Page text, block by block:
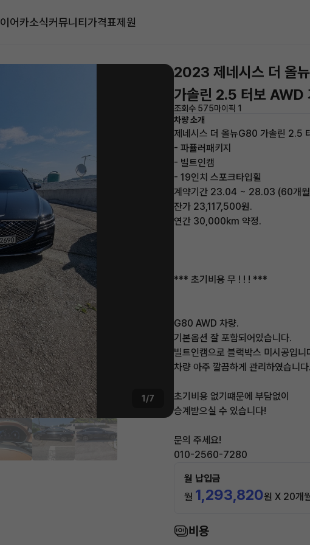
이어카소식커뮤니티가격표제원
1/7
2023 제네시스 더 올
가솔린 2.5 터보 AWD
조회수 575마이픽 1
차량 소개
제네시스 더 올뉴G80 가솔린 2.5
- 파퓰러패키지
- 빌트인캠
- 19인치 스포크타입휠
계약기간 23.04 ~ 28.03 (60개
잔가 23,117,500원.
연간 30,000km 약정.
*** 초기비용 무 ! ! ! ***
G80 AWD 차량.
기본옵션 잘 포함되어있습니다.
빌트인캠으로 블랙박스 미시공입니
차량 아주 깔끔하게 관리하였습니다.
초기비용 없기떄문에 부담없이
승계받으실 수 있습니다!
문의 주세요!
010-2560-7280
월 납입금
월 1,293,820원 X 20개
비용